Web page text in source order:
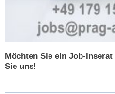
Möchten Sie ein Job-
Sie uns!